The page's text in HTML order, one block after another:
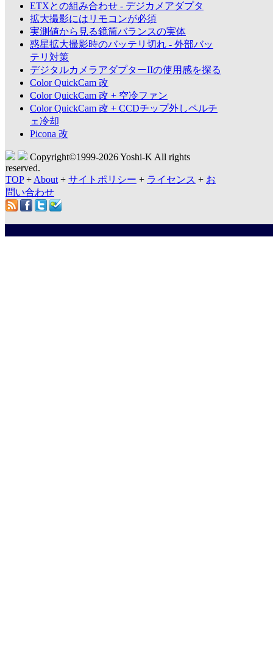
ETXとの組み合わせ - デジカメアダプタ
拡大撮影にはリモコンが必須
実測値から見る鏡筒バランスの実体
惑星拡大撮影時のバッテリ切れ - 外部バッ
テリ対策
デジタルカメラアダプターIIの使用感を探る
Color QuickCam 改
Color QuickCam 改 + 空冷ファン
Color QuickCam 改 + CCDチップ外しペルチ
ェ冷却
Picona 改
Copyright©1999-2026 Yoshi-K All rights
reserved.
TOP+ About + サイトポリシー + ライセンス + お
問い合わせ